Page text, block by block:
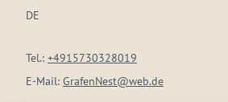
DE
Tel.: +4915730328019
E-Mail: GrafenNest@web.de